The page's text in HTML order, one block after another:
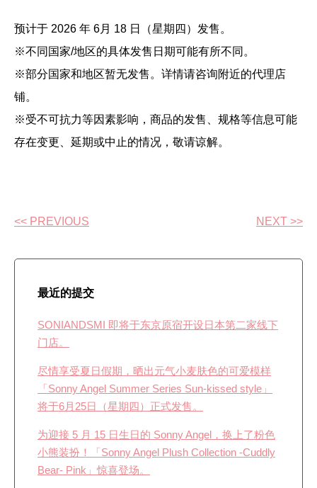
预计于 2026 年 6月 18 日（星期四）发售。
※不同国家/地区的具体发售日期可能有所不同。
※部分国家和地区暂无发售。详情请咨询附近的代理店
铺。
※受不可抗力等因素影响，商品的发售、规格等信息可能
存在变更、延期或中止的情况，敬请谅解。
<< PREVIOUS NEXT >>
最近的提交
SONIANDSMI 即将于东京原宿开设日本第二家线下
门店。
尽情享受夏日假期，晒出元气小麦肤色的可爱模样
「Sonny Angel Summer Series Sun-kissed style」
将于6月25日（星期四）正式发售。
为迎接 5 月 15 日生日的 Sonny Angel，换上了粉色
小熊装扮！「Sonny Angel Plush Collection -Cuddly
Bear- Pink」惊喜登场。